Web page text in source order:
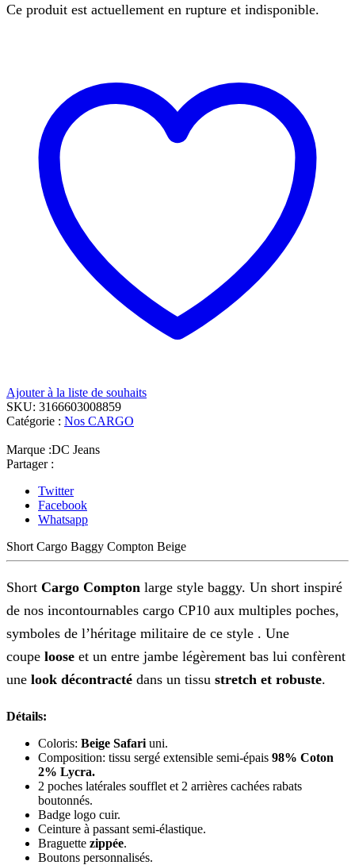
Ce produit est actuellement en rupture et indisponible.
Ajouter à la liste de souhaits
SKU: 3166603008859
Catégorie : Nos CARGO
Marque :DC Jeans
Partager :
Twitter
Facebook
Whatsapp
Short Cargo Baggy Compton Beige
Short Cargo Compton large style baggy. Un short inspiré
de nos incontournables cargo CP10 aux multiples poches,
symboles de l’héritage militaire de ce style . Une
coupe loose et un entre jambe légèrement bas lui confèrent
une look décontracté dans un tissu stretch et robuste.
Détails:
Coloris: Beige Safari uni.
Composition: tissu sergé extensible semi-épais 98% Coton
2% Lycra.
2 poches latérales soufflet et 2 arrières cachées rabats
boutonnés.
Badge logo cuir.
Ceinture à passant semi-élastique.
Braguette zippée.
Boutons personnalisés.